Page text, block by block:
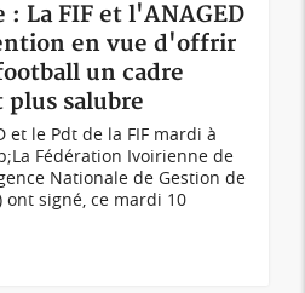
La FIF et l'ANAGED
en vue d'offrir
un cadre
salubre
et le Pdt de la FIF mardi à
Fédération Ivoirienne de
Nationale de Gestion de
ont signé, ce mardi 10